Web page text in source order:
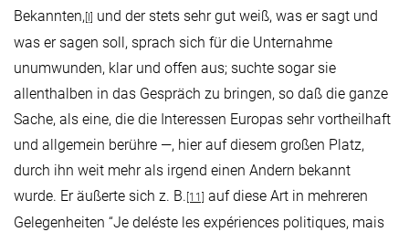
Bekannten,
und der stets sehr gut weiß, was er sagt und
was er sagen soll, sprach sich für die Unternahme
unumwunden, klar und offen aus; suchte sogar sie
allenthalben in das Gespräch zu bringen, so daß die ganze
Sache, als eine, die die Interessen Europas sehr vortheilhaft
und allgemein berühre —, hier auf diesem großen Platz,
durch ihn weit mehr als irgend einen Andern bekannt
wurde. Er äußerte sich z. B. [11]
auf diese Art in mehreren
Gelegenheiten “Je deléste les expériences politiques, mais